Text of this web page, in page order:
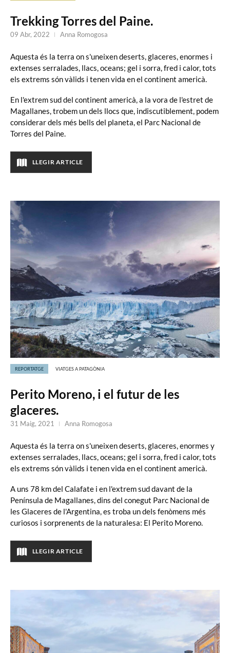
Trekking Torres del Paine.
Aquesta és la terra on s'uneixen deserts, glaceres, enormes i
extenses serralades, llacs, oceans; gel i sorra, fred i calor, tots
els extrems són vàlids i tenen vida en el continent americà.
En l'extrem sud del continent americà, a la vora de l'estret de
Magallanes, trobem un dels llocs que, indiscutiblement, podem
considerar dels més bells del planeta, el Parc Nacional de
Torres del Paine.
LLEGIR ARTICLE
09 Abr, 2022 Anna Romogosa
Perito Moreno, i el futur de les
glaceres.
REPORTATGE VIATGES A PATAGÒNIA
Aquesta és la terra on s'uneixen deserts, glaceres, enormes y
extenses serralades, llacs, oceans; gel i sorra, fred i calor, tots
els extrems són vàlids i tenen vida en el continent americà.
A uns 78 km del Calafate i en l'extrem sud davant de la
Península de Magallanes, dins del conegut Parc Nacional de
les Glaceres de l'Argentina, es troba un dels fenòmens més
curiosos i sorprenents de la naturalesa: El Perito Moreno.
LLEGIR ARTICLE
31 Maig, 2021 Anna Romogosa